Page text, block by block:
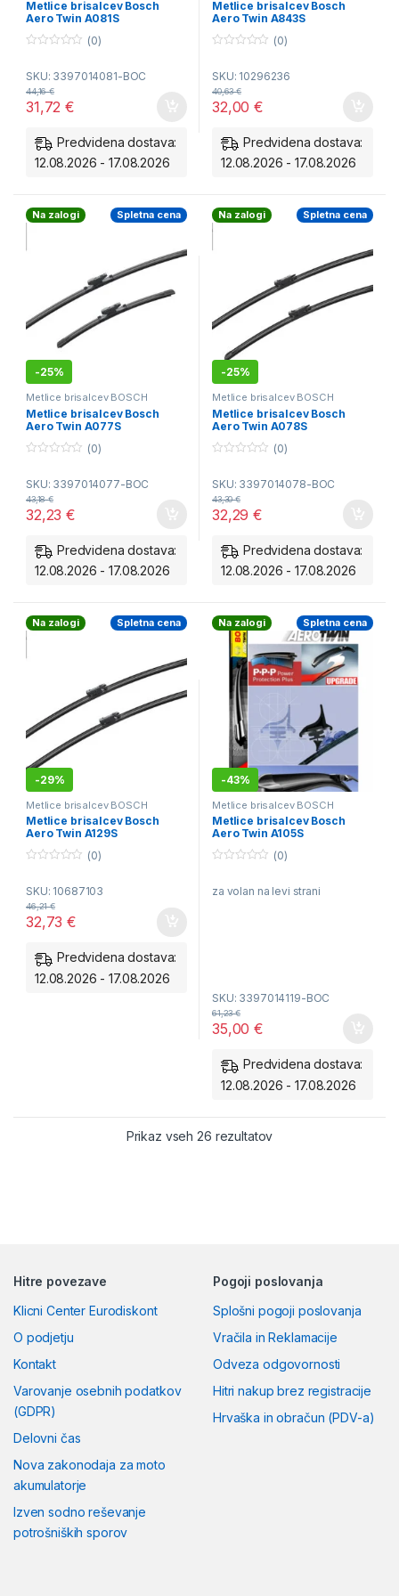
Metlice brisalcev Bosch
Aero Twin A081S
u
o
f
(0)
SKU: 3397014081-BOC
31,72€
44,16€
Predvidena dostava:
12.08.2026 - 17.08.2026
Metlice brisalcev Bosch
Aero Twin A843S
u
o
f
(0)
SKU: 10296236
32,00€
40,63€
Predvidena dostava:
12.08.2026 - 17.08.2026
Na zalogi
-25%
Spletna cena
Metlice brisalcev BOSCH
Aerotwin - spredaj
Metlice brisalcev Bosch
Aero Twin A077S
u
o
f
(0)
SKU: 3397014077-BOC
32,23€
43,18€
Predvidena dostava:
12.08.2026 - 17.08.2026
Na zalogi
-25%
Spletna cena
Metlice brisalcev BOSCH
Aerotwin - spredaj
Metlice brisalcev Bosch
Aero Twin A078S
u
o
f
(0)
SKU: 3397014078-BOC
32,29€
43,30€
Predvidena dostava:
12.08.2026 - 17.08.2026
Na zalogi
-29%
Spletna cena
Metlice brisalcev BOSCH
Aerotwin - spredaj
Metlice brisalcev Bosch
Aero Twin A129S
u
t
f
(0)
SKU: 10687103
32,73€
46,21€
Predvidena dostava:
12.08.2026 - 17.08.2026
Na zalogi
-43%
Spletna cena
Metlice brisalcev BOSCH
Aerotwin - spredaj
Metlice brisalcev Bosch
Aero Twin A105S
u
(0)
za volan na levi strani
SKU: 3397014119-BOC
35,00€
61,23€
Predvidena dostava:
12.08.2026 - 17.08.2026
Prikaz vseh 26 rezultatovRazvrščeno po ceni:
Hitre povezave
Klicni Center Eurodiskont
O podjetju
Kontakt
Varovanje osebnih podatkov
(GDPR)
Delovni čas
Nova zakonodaja za moto
akumulatorje
Izven sodno reševanje
potrošniških sporov
Pogoji poslovanja
Splošni pogoji poslovanja
Vračila in Reklamacije
Odveza odgovornosti
Hitri nakup brez registracije
Hrvaška in obračun (PDV-a)